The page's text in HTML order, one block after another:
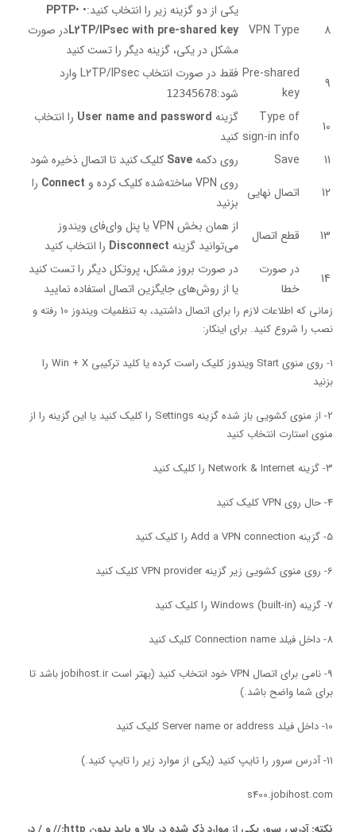
8
VPN Type
یکی از دو گزینه زیر را انتخاب کنید:• PPTP•
L2TP/IPsec with pre-shared keyدر صورت
مشکل در یکی، گزینه دیگر را تست کنید
9
Pre-shared
key
فقط در صورت انتخاب L2TP/IPsec وارد
شود:12345678
10
Type of
sign-in info
گزینه User name and password را انتخاب
کنید
11
Save روی دکمهSave کلیک کنید تا اتصال ذخیره شود
12
اتصال نهایی
روی VPN ساخته‌شده کلیک کرده و Connect را
بزنید
13
قطع اتصال
از همان بخش VPN یا پنل وای‌فای ویندوز
می‌توانید گزینه Disconnect را انتخاب کنید
14
در صورت
خطا
در صورت بروز مشکل، پروتکل دیگر را تست کنید
یا از روش‌های جایگزین اتصال استفاده نمایید
زمانی که اطلاعات لازم را برای اتصال داشتید، به تنظمیات ویندوز 10 رفته و
نصب را شروع کنید. برای اینکار:
1- روی منوی Start ویندوز کلیک راست کرده یا کلید ترکیبی Win +X
را
بزنید
2- از منوی کشویی باز شده گزینه Settings را کلیک کنید یا این گزینه را از
منوی استارت انتخاب کنید
3- گزینه Network & Internet را کلیک کنید
4- حال روی VPN کلیک کنید
5- گزینه Add a VPN connection را کلیک کنید
6- روی منوی کشویی زیر گزینه VPN provider کلیک کنید
7- گزینه Windows (built-in) را کلیک کنید
8- داخل فیلد Connection name کلیک کنید
9- نامی برای اتصال VPN خود انتخاب کنید (بهتر است jobihost.ir باشد تا
برای شما واضح باشد.)
10- داخل فیلد Server name or address کلیک کنید
11- آدرس سرور را تایپ کنید (یکی از موارد زیر را تایپ کنید.)
s400.jobihost.com